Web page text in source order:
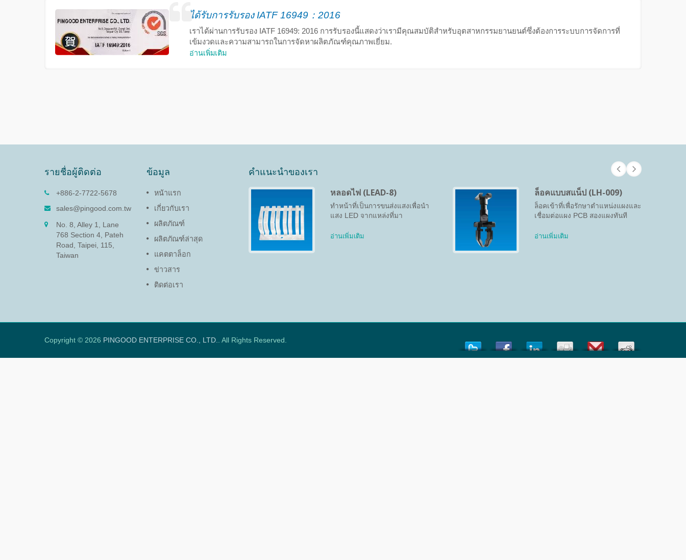
ได้รับการรับรอง IATF 16949：2016
เราได้ผ่านการรับรอง IATF 16949: 2016 การรับรองนี้แสดงว่าเรามีคุณสมบัติสำหรับอุตสาหกรรมยานยนต์ซึ่งต้องการระบบการจัดการที่
เข้มงวดและความสามารถในการจัดหาผลิตภัณฑ์คุณภาพเยี่ยม.
อ่านเพิ่มเติม
รายชื่อผู้ติดต่อ
+886-2-7722-5678
sales@pingood.com.tw
No. 8, Alley 1, Lane
768 Section 4, Pateh
Road, Taipei, 115,
Taiwan
ข้อมูล
หน้าแรก
เกี่ยวกับเรา
ผลิตภัณฑ์
ผลิตภัณฑ์ล่าสุด
แคตตาล็อก
ข่าวสาร
ติดต่อเรา
คำแนะนำของเรา
ดัมเปอร์หมุน (PG-13)
ฟังก์ชันของดัมเปอร์หมุนคือการ
บอบบางและยืดอายุผลิตภัณฑ์โดย
การลดความเร็วเพื่อป้องกันความ
เสียหายจากการปิดฝาและแผงเข้า
หลอดไฟ (LEAD-8)
ทำหน้าที่เป็นการขนส่งแสงเพื่อนำ
แสง LED จากแหล่งที่มา
อ่านเพิ่มเติม
ล็อคแบบสแน็ป (LH-009)
ล็อคเข้าที่เพื่อรักษาตำแหน่งแผงและ
เชื่อมต่อแผง PCB สองแผงทันที
อ่านเพิ่มเติม
Copyright © 2026 PINGOOD ENTERPRISE CO., LTD.. All Rights Reserved.